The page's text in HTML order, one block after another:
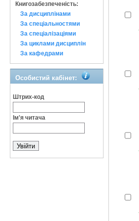
Книгозабезпеченість:
За дисциплінами
За спеціальностями
За спеціалізаціями
За циклами дисциплін
За кафедрами
Особистий кабінет:
Штрих-код
Ім'я читача